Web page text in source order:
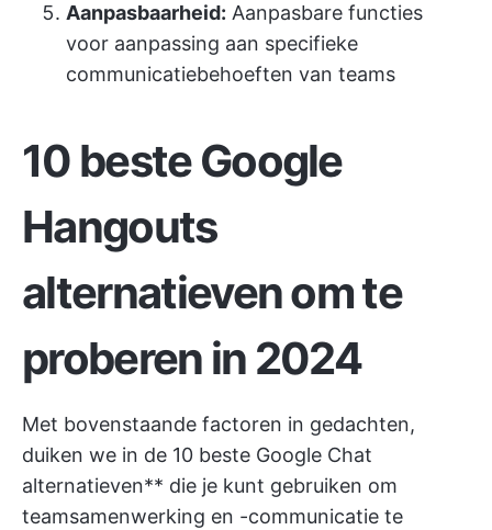
Aanpasbaarheid: Aanpasbare functies
voor aanpassing aan specifieke
communicatiebehoeften van teams
10 beste Google
Hangouts
alternatieven om te
proberen in 2024
Met bovenstaande factoren in gedachten,
duiken we in de 10 beste Google Chat
alternatieven** die je kunt gebruiken om
teamsamenwerking en -communicatie te